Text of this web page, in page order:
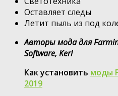
Оставляет следы
Летит пыль из под
Авторы мода для
Software, Kerl
Как установить моды
2019